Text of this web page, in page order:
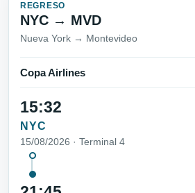
REGRESO
NYC → MVD
Nueva York → Montevideo
Copa Airlines
15:32
NYC
15/08/2026 · Terminal 4